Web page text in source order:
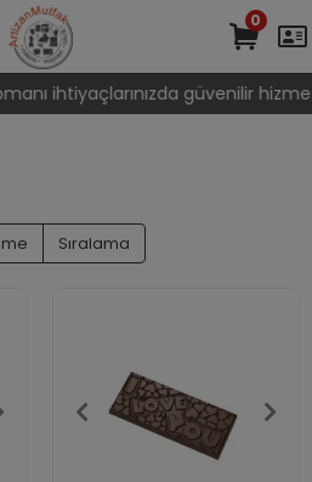
ihtiyaçlarınızda güvenilir
0
Sıralama